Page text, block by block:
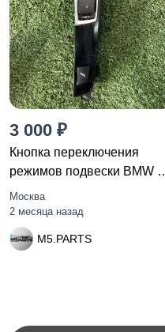
3 000 ₽
Кнопка переключения
режимов подвески BMW 7
F01/F02
Москва
2 месяца назад
M5.PARTS